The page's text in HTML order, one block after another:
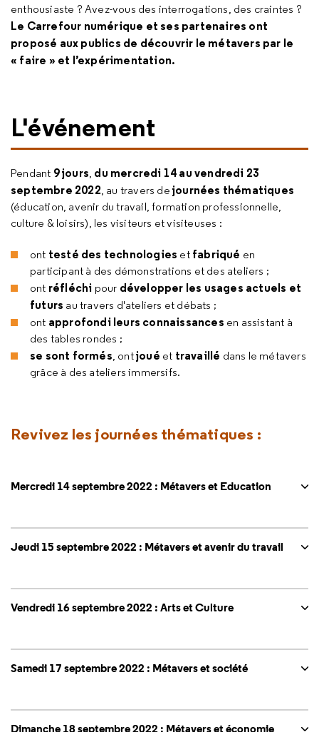
enthousiaste ? Avez-vous des interrogations, des craintes ?
Le Carrefour numérique et ses partenaires ont
proposé aux publics de découvrir le métavers par le
« faire » et l’expérimentation.
L'événement
Pendant 9 jours, du mercredi 14 au vendredi 23
septembre 2022, au travers dejournées thématiques
(éducation, avenir du travail, formation professionnelle,
culture & loisirs), les visiteurs et visiteuses :
ont testé des technologies et fabriqué en
participant à des démonstrations et des ateliers ;
ont réfléchi pour développer les usages actuels et
futurs au travers d'ateliers et débats ;
ont approfondi leurs connaissances en assistant à
des tables rondes ;
se sont formés, ontjoué et travaillé dans le métavers
grâce à des ateliers immersifs.
Revivez les journées thématiques :
Mercredi 14 septembre 2022 : Métavers et Education
Jeudi 15 septembre 2022 : Métavers et avenir du travail
Vendredi 16 septembre 2022 : Arts et Culture
Samedi 17 septembre 2022 : Métavers et société
Dimanche 18 septembre 2022 : Métavers et économie